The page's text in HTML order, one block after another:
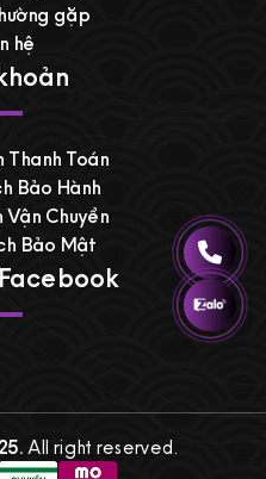
gặp
hệ
Thanh Toán
Bảo Hành
Vận Chuyển
Bảo Mật
All right reserved.